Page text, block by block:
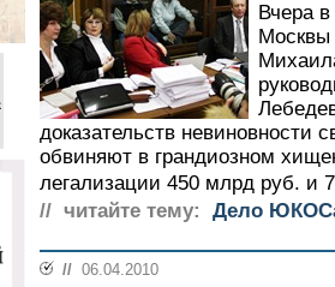
Вчера
доказательств невиновности
обвиняют в грандиозном
легализации 450 млрд руб. и
// читайте тему:
Дело
// 06.04.2010